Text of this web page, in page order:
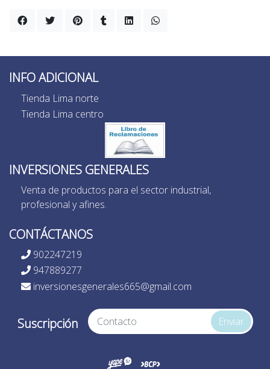
INFO ADICIONAL
Tienda Lima norte
Tienda Lima centro
INVERSIONES GENERALES
Venta de productos para el sector industrial,
profesional y afines.
CONTÁCTANOS
902247219
947889277
inversionesgenerales665@gmail.com
Suscripción Enviar